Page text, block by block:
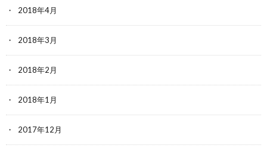
2018年4月
2018年3月
2018年2月
2018年1月
2017年12月